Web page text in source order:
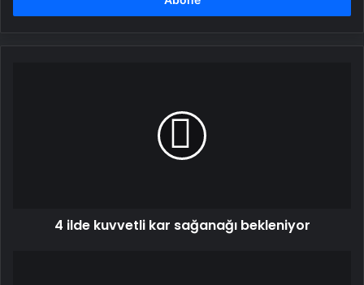
4 ilde kuvvetli kar sağanağı bekleniyor